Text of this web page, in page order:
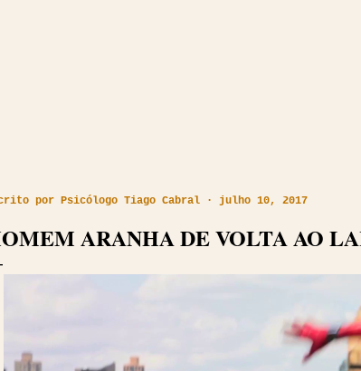
por Psicólogo Tiago Cabral julho 10, 2017
ARANHA DE VOLTA AO